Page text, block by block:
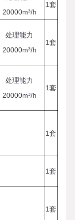
20000m³/h
1套
处理能力
20000m³/h
1套
处理能力
20000m³/h
1套
1套
1套
1套